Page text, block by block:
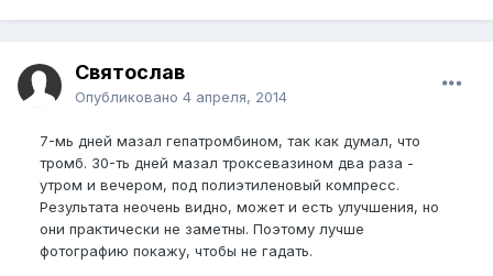
Святослав
Опубликовано 4 апреля, 2014
7-мь дней мазал гепатромбином, так как думал, что
тромб. 30-ть дней мазал троксевазином два раза -
утром и вечером, под полиэтиленовый компресс.
Результата неочень видно, может и есть улучшения, но
они практически не заметны. Поэтому лучше
фотографию покажу, чтобы не гадать.